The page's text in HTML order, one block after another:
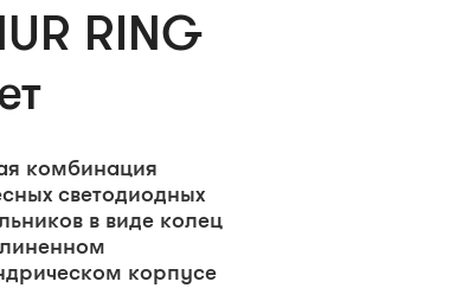
RING
комбинация
светодиодных
в виде колец
корпусе